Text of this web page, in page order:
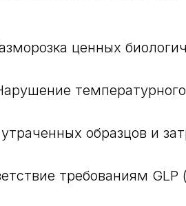
ценных
образцов и
требованиям